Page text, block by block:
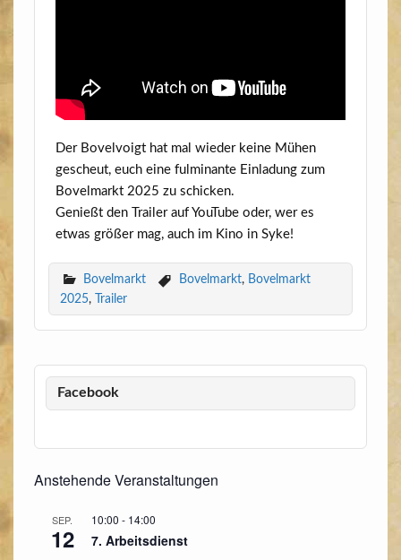
Der Bovel­voigt hat mal wie­der kei­ne Mühen
gescheut, euch eine ful­mi­nan­te Ein­la­dung zum
Bovel­markt 2025 zu schi­cken.
Genießt den Trai­ler auf You­Tube oder, wer es
etwas grö­ßer mag, auch im Kino in Syke!
Bovelmarkt Bovelmarkt, Bovelmarkt
2025, Trailer
Facebook
Anstehende Veranstaltungen
SEP.
12
10:00 - 14:00
7. Arbeitsdienst